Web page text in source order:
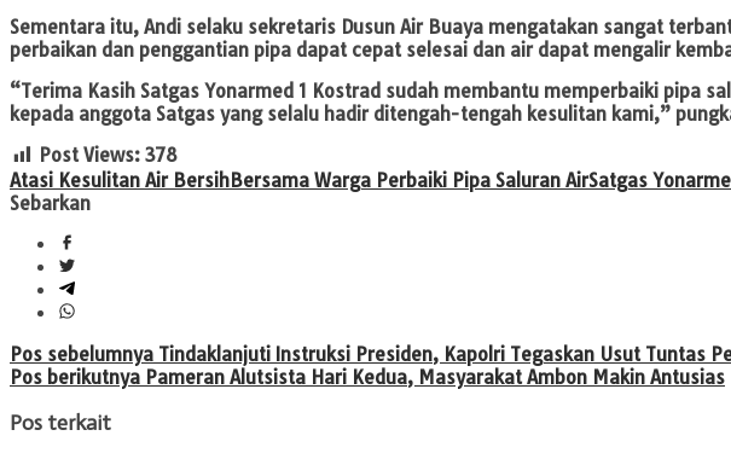
Sementara itu, Andi selaku sekretaris Dusun Air Buaya mengatakan sangat
perbaikan dan penggantian pipa dapat cepat selesai dan air dapat mengalir
“Terima Kasih Satgas Yonarmed 1 Kostrad sudah membantu memperbaiki pipa
kepada anggota Satgas yang selalu hadir ditengah-tengah kesulitan kami,”
Post Views: 378
Atasi Kesulitan Air BersihBersama Warga Perbaiki Pipa Saluran AirSatgas
Sebarkan
Navigasi
pos
Pos sebelumnya Tindaklanjuti Instruksi Presiden, Kapolri Tegaskan Usut Tuntas
Pos berikutnya Pameran Alutsista Hari Kedua, Masyarakat Ambon Makin Antusias
Pos terkait